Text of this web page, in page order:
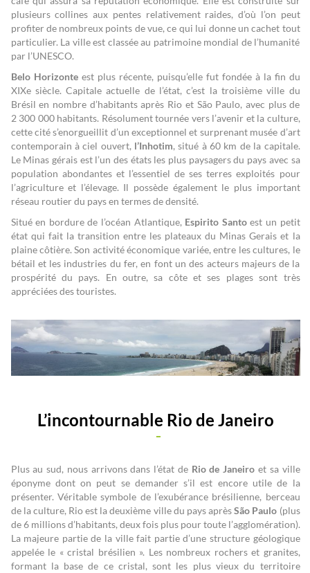
plusieurs collines aux pentes relativement raides, d’où l’on peut
profiter de nombreux points de vue, ce qui lui donne un cachet tout
particulier. La ville est classée au patrimoine mondial de l’humanité
par l’UNESCO.
Belo Horizonteest plus récente, puisqu’elle fut fondée à la fin du
XIXe siècle. Capitale actuelle de l’état, c’est la troisième ville du
Brésil en nombre d’habitants après Rio et São Paulo, avec plus de
2 300 000 habitants. Résolument tournée vers l’avenir et la culture,
cette cité s’enorgueillit d’un exceptionnel et surprenant musée d’art
contemporain à ciel ouvert, l’Inhotim, situé à 60 km de la capitale.
Le Minas gérais est l’un des états les plus paysagers du pays avec sa
population abondantes et l’essentiel de ses terres exploités pour
l’agriculture et l’élevage. Il possède également le plus important
réseau routier du pays en termes de densité.
Situé en bordure de l’océan Atlantique, Espirito Santoest un petit
état qui fait la transition entre les plateaux du Minas Gerais et la
plaine côtière. Son activité économique variée, entre les cultures, le
bétail et les industries du fer, en font un des acteurs majeurs de la
prospérité du pays. En outre, sa côte et ses plages sont très
appréciées des touristes.
L’incontournable Rio de Janeiro
Plus au sud, nous arrivons dans l’état de Rio de Janeiro et sa ville
éponyme dont on peut se demander s’il est encore utile de la
présenter. Véritable symbole de l’exubérance brésilienne, berceau
de la culture, Rio est la deuxième ville du pays aprèsSão Paulo (plus
de 6 millions d’habitants, deux fois plus pour toute l’agglomération).
La majeure partie de la ville fait partie d’une structure géologique
appelée le « cristal brésilien ». Les nombreux rochers et granites,
formant la base de ce cristal, sont les plus vieux du territoire